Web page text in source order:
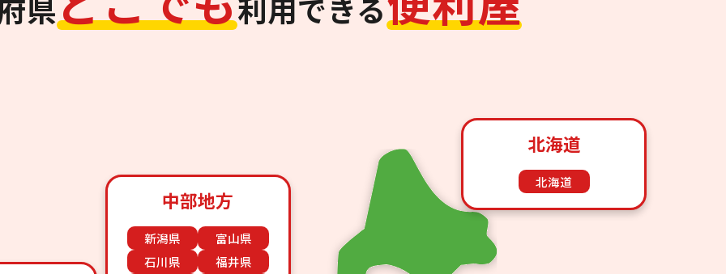
県 利用できる
北海道
北海道
中部地方
新潟県
富山県
石川県
福井県